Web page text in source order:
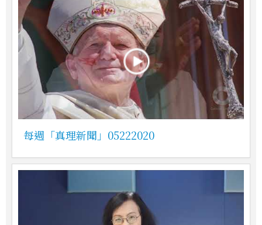
每週「真理新聞」05222020